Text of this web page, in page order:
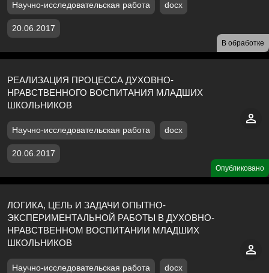
В обработке
Научно-исследовательская работа docx
20.06.2017
Опубликовано
РЕАЛИЗАЦИЯ ПРОЦЕССА ДУХОВНО-
НРАВСТВЕННОГО ВОСПИТАНИЯ МЛАДШИХ
ШКОЛЬНИКОВ
Научно-исследовательская работа docx
20.06.2017
ЛОГИКА, ЦЕЛЬ И ЗАДАЧИ ОПЫТНО-
ЭКСПЕРИМЕНТАЛЬНОЙ РАБОТЫ В ДУХОВНО-
НРАВСТВЕННОМ ВОСПИТАНИИ МЛАДШИХ
ШКОЛЬНИКОВ
Научно-исследовательская работа docx